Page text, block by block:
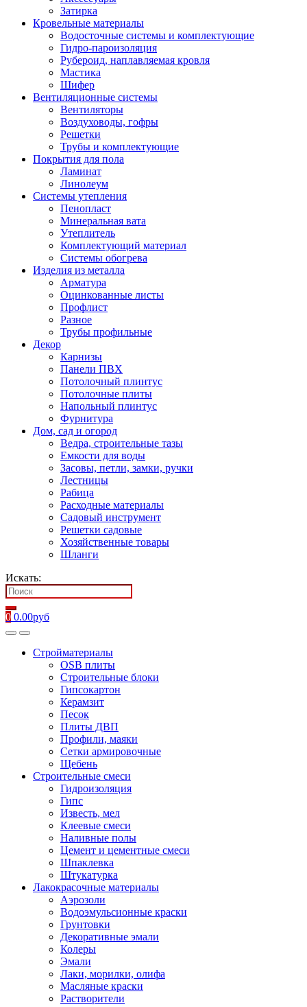
Затирка
Кровельные материалы
Водосточные системы и комплектующие
Гидро-пароизоляция
Рубероид, наплавляемая кровля
Мастика
Шифер
Вентиляционные системы
Вентиляторы
Воздуховоды, гофры
Решетки
Трубы и комплектующие
Покрытия для пола
Ламинат
Линолеум
Системы утепления
Пенопласт
Минеральная вата
Утеплитель
Комплектующий материал
Системы обогрева
Изделия из металла
Арматура
Оцинкованные листы
Профлист
Разное
Трубы профильные
Декор
Карнизы
Панели ПВХ
Потолочный плинтус
Потолочные плиты
Напольный плинтус
Фурнитура
Дом, сад и огород
Ведра, строительные тазы
Емкости для воды
Засовы, петли, замки, ручки
Лестницы
Рабица
Расходные материалы
Садовый инструмент
Решетки садовые
Хозяйственные товары
Шланги
Искать:
0 0.00руб
Стройматериалы
OSB плиты
Строительные блоки
Гипсокартон
Керамзит
Песок
Плиты ДВП
Профили, маяки
Сетки армировочные
Щебень
Строительные смеси
Гидроизоляция
Гипс
Известь, мел
Клеевые смеси
Наливные полы
Цемент и цементные смеси
Шпаклевка
Штукатурка
Лакокрасочные материалы
Аэрозоли
Водоэмульсионные краски
Грунтовки
Декоративные эмали
Колеры
Эмали
Лаки, морилки, олифа
Масляные краски
Растворители